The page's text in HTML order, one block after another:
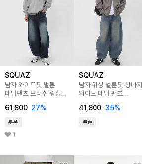
SQUAZ
남자 와이드핏 벌룬
데님팬츠 브러쉬 워싱
61,800 27%
쿠폰
1
SQUAZ
남자 워싱 벌룬핏 청바지
와이드 데님 팬츠
41,800 35%
쿠폰